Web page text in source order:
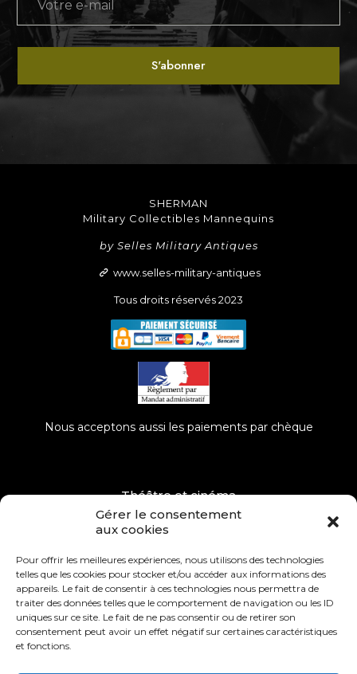
Gérer le consentement
aux cookies
Pour offrir les meilleures expériences, nous utilisons des technologies
telles que les cookies pour stocker et/ou accéder aux informations des
appareils. Le fait de consentir à ces technologies nous permettra de
traiter des données telles que le comportement de navigation ou les ID
uniques sur ce site. Le fait de ne pas consentir ou de retirer son
consentement peut avoir un effet négatif sur certaines caractéristiques
et fonctions.
SHERMAN
Military Collectibles Mannequins
by Selles Military Antiques
www.selles-military-antiques
Tous droits réservés 2023
Nous acceptons aussi les paiements par chèque
Théâtre et cinéma
Musées, Événements
Dépôt – Vente
Remerciements
Mentions légales